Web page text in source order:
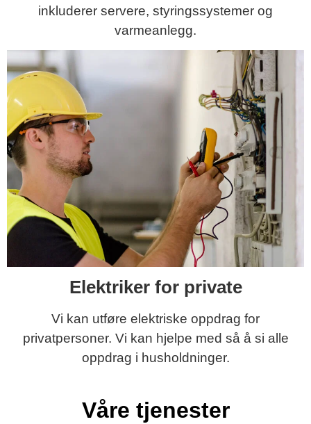
inkluderer servere, styringssystemer og
varmeanlegg.
Elektriker for private
Vi kan utføre elektriske oppdrag for
privatpersoner. Vi kan hjelpe med så å si alle
oppdrag i husholdninger.
Våre tjenester